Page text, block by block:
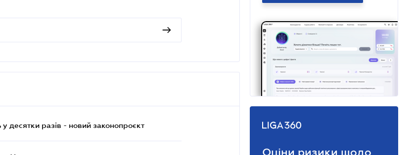
десятки разів - новий законопроєкт
Оціни ризики щодо